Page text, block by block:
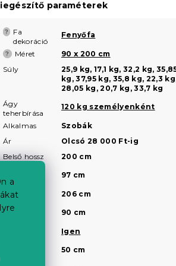
a
paraméterek
?
Fa
dekoráció
Fenyőfa
? Méret
90 x 200 cm
Súly
25,9 kg, 17,1 kg, 32,2 kg,
kg, 37,95 kg, 35,8 kg, 22,3
28,05 kg, 20,7 kg, 33,7 kg
Ágy
teherbírása
120 kg személyenként
Alkalmas
Szobák
Ár
Olcsó 28 000 Ft-ig
Belső hossz
200 cm
szélesség
97 cm
Külső hossz
206 cm
Külső
90 cm
Igen
50 cm